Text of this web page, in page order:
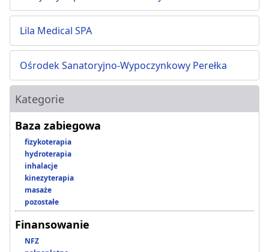
Lila Medical SPA
Ośrodek Sanatoryjno-Wypoczynkowy Perełka
Kategorie
Baza zabiegowa
fizykoterapia
hydroterapia
inhalacje
kinezyterapia
masaże
pozostałe
Finansowanie
NFZ